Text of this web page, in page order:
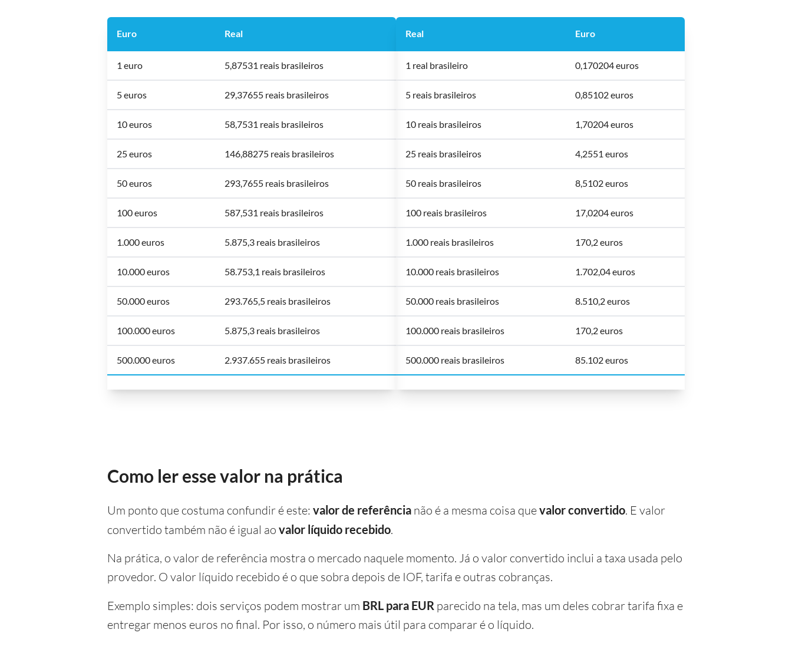
Euro Real
1 euro 5,87531 reais brasileiros
5 euros 29,37655 reais brasileiros
10 euros 58,7531 reais brasileiros
25 euros 146,88275 reais brasileiros
50 euros 293,7655 reais brasileiros
100 euros 587,531 reais brasileiros
1.000 euros 5.875,3 reais brasileiros
10.000 euros 58.753,1 reais brasileiros
50.000 euros 293.765,5 reais brasileiros
100.000 euros 5.875,3 reais brasileiros
500.000 euros 2.937.655 reais brasileiros
Real Euro
1 real brasileiro 0,170204 euros
5 reais brasileiros 0,85102 euros
10 reais brasileiros 1,70204 euros
25 reais brasileiros 4,2551 euros
50 reais brasileiros 8,5102 euros
100 reais brasileiros 17,0204 euros
1.000 reais brasileiros 170,2 euros
10.000 reais brasileiros 1.702,04 euros
50.000 reais brasileiros 8.510,2 euros
100.000 reais brasileiros 170,2 euros
500.000 reais brasileiros 85.102 euros
Como ler esse valor na prática
Um ponto que costuma confundir é este: valor de referência não é a mesma coisa quevalor convertido. E valor
convertido também não é igual ao valor líquido recebido.
Na prática, o valor de referência mostra o mercado naquele momento. Já o valor convertido inclui a taxa usada pelo
provedor. O valor líquido recebido é o que sobra depois de IOF, tarifa e outras cobranças.
Exemplo simples: dois serviços podem mostrar um BRL para EUR parecido na tela, mas um deles cobrar tarifa fixa e
entregar menos euros no final. Por isso, o número mais útil para comparar é o líquido.